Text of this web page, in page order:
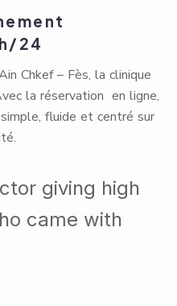
24
Chkef – Fès, la clinique
la réservation en ligne,
fluide et centré sur